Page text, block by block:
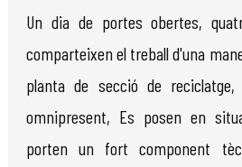
Un dia de portes obertes,
comparteixen el treball d'una
planta de secció de
omnipresent, Es posen en
porten un fort component